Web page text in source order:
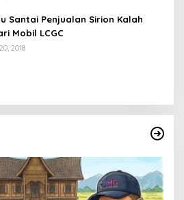
Santai Penjualan Sirion Kalah
Mobil LCGC
2018